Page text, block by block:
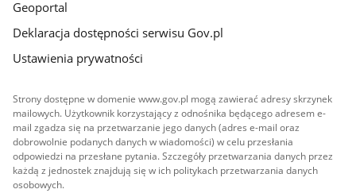
Geoportal
Deklaracja dostępności serwisu Gov.pl
Ustawienia prywatności
Strony dostępne w domenie www.gov.pl mogą zawierać adresy skrzynek
mailowych. Użytkownik korzystający z odnośnika będącego adresem e-
mail zgadza się na przetwarzanie jego danych (adres e-mail oraz
dobrowolnie podanych danych w wiadomości) w celu przesłania
odpowiedzi na przesłane pytania. Szczegóły przetwarzania danych przez
każdą z jednostek znajdują się w ich politykach przetwarzania danych
osobowych.